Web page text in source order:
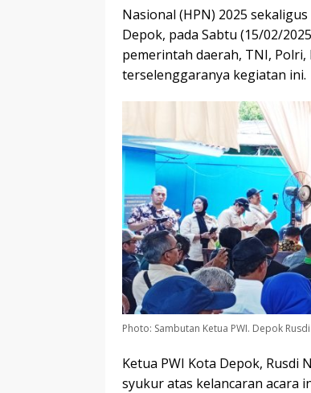
Nasional (HPN) 2025
Depok, pada Sabtu (15/02/
pemerintah daerah, TNI,
terselenggaranya kegiatan ini.
Photo: Sambutan Ketua PWI. Depok
Ketua PWI Kota Depok, Rusdi
syukur atas kelancaran acara